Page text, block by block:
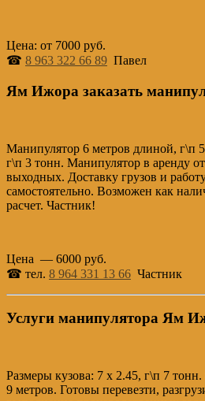
Цена: от 7000 руб.
☎ 8 963 322 66 89 Павел
Ям Ижора заказать
Манипулятор 6 метров длиной, г\п
г\п 3 тонн. Манипулятор в аренду
выходных. Доставку грузов и
самостоятельно. Возможен как
расчет. Частник!
Цена — 6000 руб.
☎ тел. 8 964 331 13 66 Частник
Услуги манипулятора Ям
Размеры кузова: 7 х 2.45, г\п 7
9 метров. Готовы перевезти,